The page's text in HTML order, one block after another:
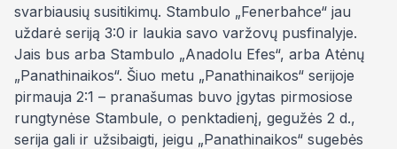
svarbiausių susitikimų. Stambulo „Fenerbahce“ jau
uždarė seriją 3:0 ir laukia savo varžovų pusfinalyje.
Jais bus arba Stambulo „Anadolu Efes“, arba Atėnų
„Panathinaikos“. Šiuo metu „Panathinaikos“ serijoje
pirmauja 2:1 – pranašumas buvo įgytas pirmosiose
rungtynėse Stambule, o penktadienį, gegužės 2 d.,
serija gali ir užsibaigti, jeigu „Panathinaikos“ sugebės